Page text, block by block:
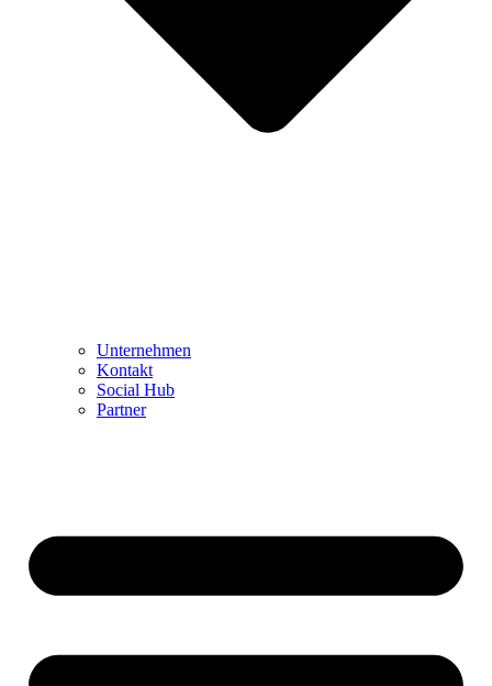
Unternehmen
Kontakt
Social Hub
Partner